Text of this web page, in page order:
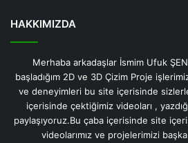
HAKKIMIZDA
Merhaba arkadaşlar İsmim Ufuk
başladığım 2D ve 3D Çizim Proje
ve deneyimleri bu site içerisinde
içerisinde çektiğimiz videoları ,
paylaşıyoruz.Bu çaba içerisinde site
videolarımız ve projelerimizi